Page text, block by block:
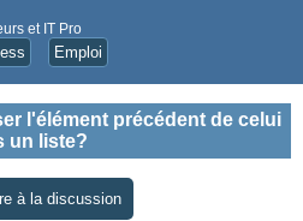
et IT Pro
Emploi
l'élément précédent de celui
un liste?
à la discussion